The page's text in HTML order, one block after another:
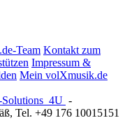
Team Kontakt zum
Impressum &
Mein volXmusik.de
4U -
, Tel. +49 176 10015151